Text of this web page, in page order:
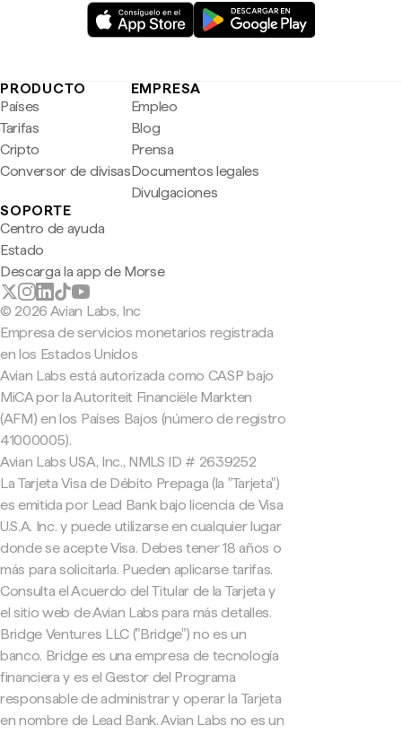
PRODUCTO
Países
Tarifas
Cripto
Conversor de divisas
EMPRESA
Empleo
Blog
Prensa
Documentos legales
Divulgaciones
SOPORTE
Centro de ayuda
Estado
Descarga la app de Morse
© 2026 Avian Labs, Inc
Empresa de servicios monetarios registrada
en los Estados Unidos
Avian Labs está autorizada como CASP bajo
MiCA por la Autoriteit Financiële Markten
(AFM) en los Países Bajos (número de registro
41000005).
Avian Labs USA, Inc., NMLS ID # 2639252
La Tarjeta Visa de Débito Prepaga (la "Tarjeta")
es emitida por Lead Bank bajo licencia de Visa
U.S.A. Inc. y puede utilizarse en cualquier lugar
donde se acepte Visa. Debes tener 18 años o
más para solicitarla. Pueden aplicarse tarifas.
Consulta el Acuerdo del Titular de la Tarjeta y
el sitio web de Avian Labs para más detalles.
Bridge Ventures LLC ("Bridge") no es un
banco. Bridge es una empresa de tecnología
financiera y es el Gestor del Programa
responsable de administrar y operar la Tarjeta
en nombre de Lead Bank. Avian Labs no es un